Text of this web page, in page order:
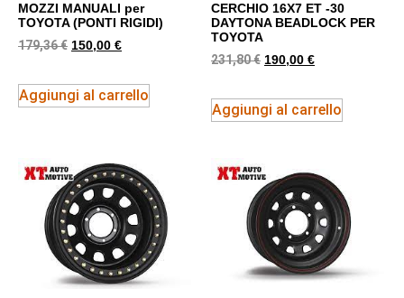
MOZZI MANUALI per
TOYOTA (PONTI RIGIDI)
179,36€ 150,00 €
Aggiungi al carrello
CERCHIO 16X7 ET -30
DAYTONA BEADLOCK PER
TOYOTA
231,80€ 190,00 €
Aggiungi al carrello